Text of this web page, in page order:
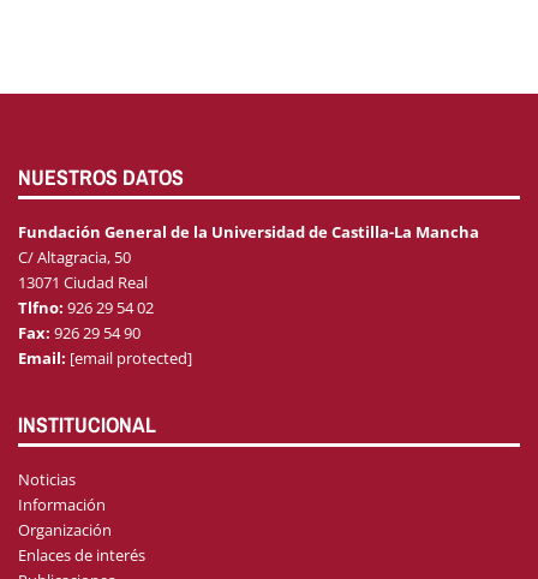
NUESTROS DATOS
Fundación General de la Universidad de Castilla-La Mancha
C/ Altagracia, 50
13071 Ciudad Real
Tlfno: 926 29 54 02
Fax: 926 29 54 90
Email: [email protected]
INSTITUCIONAL
Noticias
Información
Organización
Enlaces de interés